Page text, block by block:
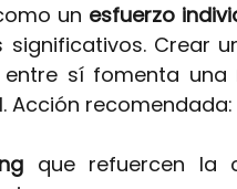
un esfuerzo
significativos. Crear
sí fomenta una
Acción recomendada:
que refuercen la